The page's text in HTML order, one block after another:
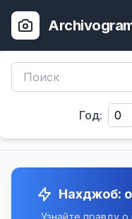
Год:
Нахджоб:
Узнайте правду